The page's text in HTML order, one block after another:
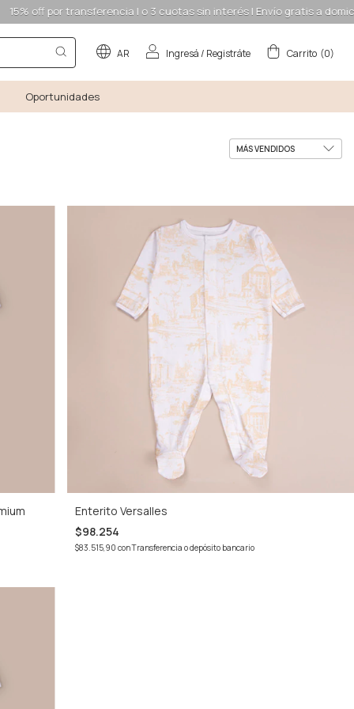
| o 3 cuotas sin interés | Envío gratis a domicilio desde
AR Ingresá/ Registráte Carrito (0)
Oportunidades
Enterito Versalles
$98.254
$83.515,90 conTransferencia o depósito bancario